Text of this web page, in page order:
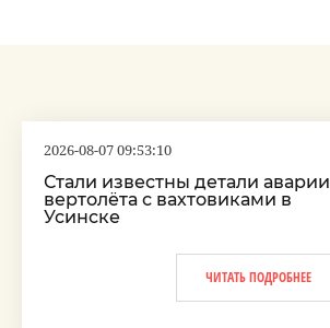
2026-08-07 09:53:10
Стали известны детали аварии
вертолёта с вахтовиками в
Усинске
ЧИТАТЬ ПОДРОБНЕЕ